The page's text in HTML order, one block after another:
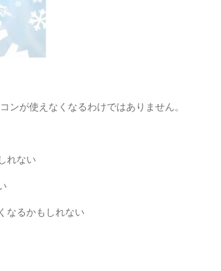
ンが使えなくなるわけではありません。
れない
なるかもしれない